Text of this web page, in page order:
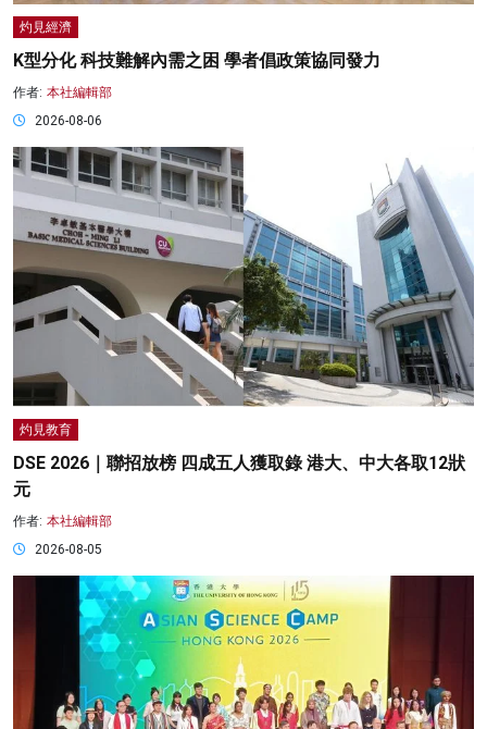
灼見經濟
K型分化 科技難解內需之困 學者倡政策協同發力
作者: 本社編輯部
2026-08-06
灼見教育
DSE 2026｜聯招放榜 四成五人獲取錄 港大、中大各取12狀
元
作者: 本社編輯部
2026-08-05